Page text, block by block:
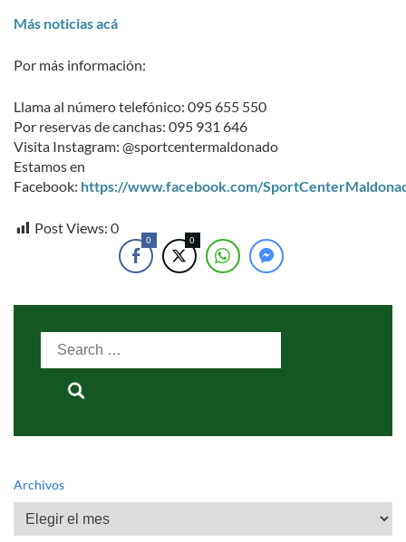
Más noticias acá
Por más información:
Llama al número telefónico: 095 655 550
Por reservas de canchas: 095 931 646
Visita Instagram: @sportcentermaldonado
Estamos en
Facebook: https://www.facebook.com/
Post Views: 0
0 0
Search
for:
Archivos
Archivos